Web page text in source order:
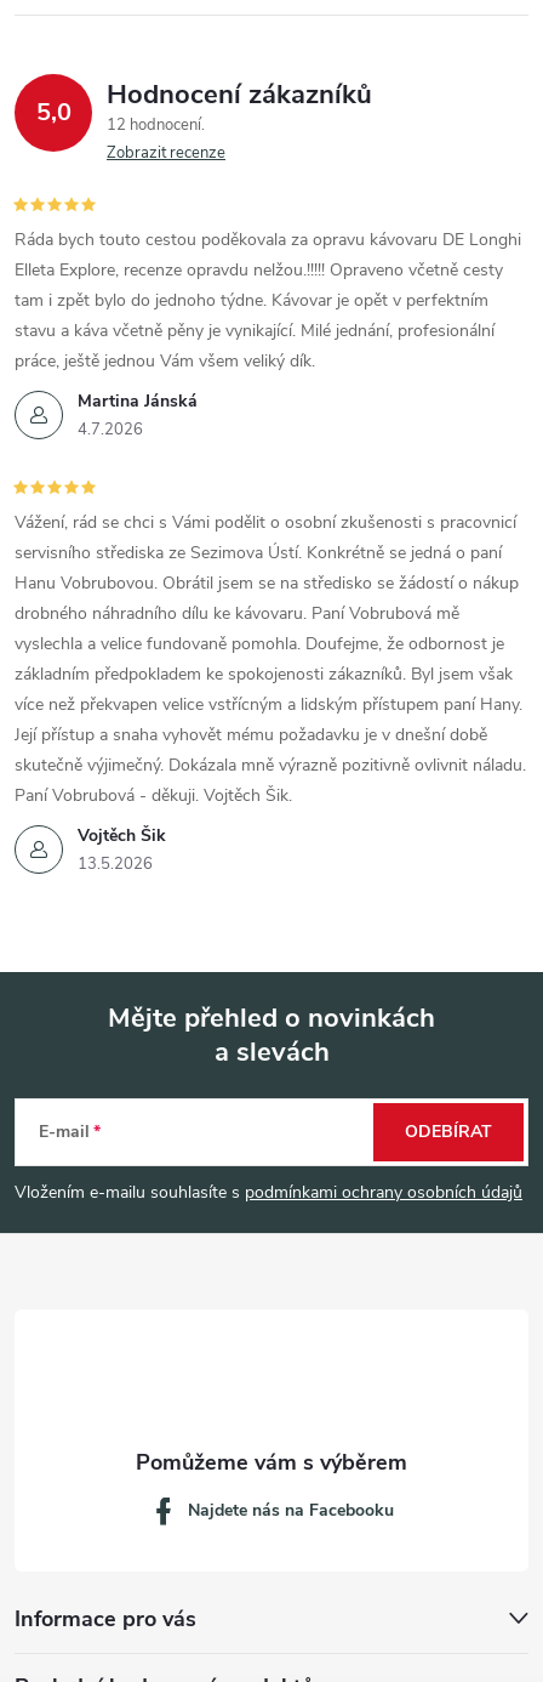
5,0 Hodnocení zákazníků
12 hodnocení
Zobrazit recenze
Martina Jánská
4.7.2026
Ráda bych touto cestou poděkovala za opravu kávovaru DE Longhi
Elleta Explore, recenze opravdu nelžou.!!!!! Opraveno včetně cesty
tam i zpět bylo do jednoho týdne. Kávovar je opět v perfektním
stavu a káva včetně pěny je vynikající. Milé jednání, profesionální
práce, ještě jednou Vám všem veliký dík.
Vojtěch Šik
13.5.2026
Vážení, rád se chci s Vámi podělit o osobní zkušenosti s pracovnicí
servisního střediska ze Sezimova Ústí. Konkrétně se jedná o paní
Hanu Vobrubovou. Obrátil jsem se na středisko se žádostí o nákup
drobného náhradního dílu ke kávovaru. Paní Vobrubová mě
vyslechla a velice fundovaně pomohla. Doufejme, že odbornost je
základním předpokladem ke spokojenosti zákazníků. Byl jsem však
více než překvapen velice vstřícným a lidským přístupem paní Hany.
Její přístup a snaha vyhovět mému požadavku je v dnešní době
skutečně výjimečný. Dokázala mně výrazně pozitivně ovlivnit náladu.
Paní Vobrubová - děkuji. Vojtěch Šik.
p
a
Mějte přehled o novinkách
a slevách
E-mail
Vložením e-mailu souhlasíte s podmínkami ochrany osobních údajů
ODEBÍRAT
Informace pro vás
Najdete nás na Facebooku